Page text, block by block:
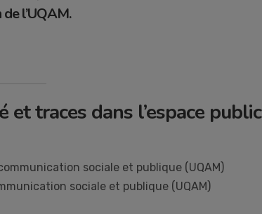
l’UQAM.
traces dans l’espace public
sociale et publique (UQAM)
sociale et publique (UQAM)